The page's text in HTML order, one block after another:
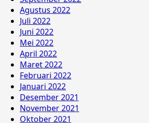
Agustus 2022
Juli 2022
Juni 2022
Mei 2022
April 2022
Maret 2022
Februari 2022
Januari 2022
Desember 2021
November 2021
Oktober 2021